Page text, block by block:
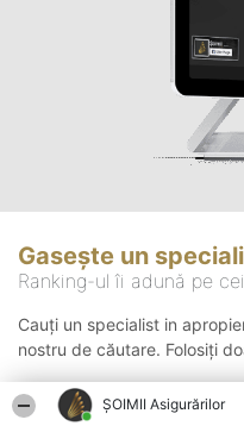
ȘOIMII Asigurărilor
Gasește un
Ranking-ul îi adună pe
Cauți un specialist in
nostru de căutare. Folosiți